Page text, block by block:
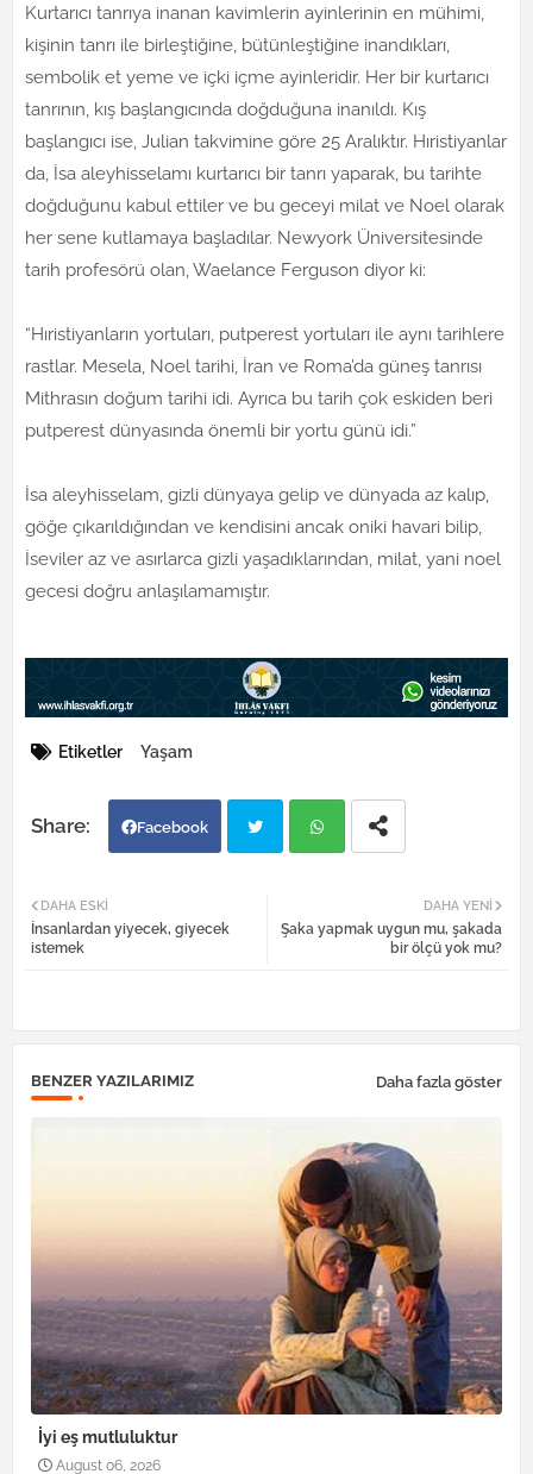
Kurtarıcı tanrıya inanan kavimlerin ayinlerinin en mühimi,
kişinin tanrı ile birleştiğine, bütünleştiğine inandıkları,
sembolik et yeme ve içki içme ayinleridir. Her bir kurtarıcı
tanrının, kış başlangıcında doğduğuna inanıldı. Kış
başlangıcı ise, Julian takvimine göre 25 Aralıktır. Hıristiyanlar
da, İsa aleyhisselamı kurtarıcı bir tanrı yaparak, bu tarihte
doğduğunu kabul ettiler ve bu geceyi milat ve Noel olarak
her sene kutlamaya başladılar. Newyork Üniversitesinde
tarih profesörü olan, Waelance Ferguson diyor ki:
“Hıristiyanların yortuları, putperest yortuları ile aynı tarihlere
rastlar. Mesela, Noel tarihi, İran ve Roma’da güneş tanrısı
Mithrasın doğum tarihi idi. Ayrıca bu tarih çok eskiden beri
putperest dünyasında önemli bir yortu günü idi.”
İsa aleyhisselam, gizli dünyaya gelip ve dünyada az kalıp,
göğe çıkarıldığından ve kendisini ancak oniki havari bilip,
İseviler az ve asırlarca gizli yaşadıklarından, milat, yani noel
gecesi doğru anlaşılamamıştır.
Etiketler Yaşam
Facebook
atsa
DAHA YENI
Şaka yapmak uygun mu, şakada
bir ölçü yok mu?
DAHA ESKI
İnsanlardan yiyecek, giyecek
istemek
BENZER YAZILARIMIZ Daha fazla göster
İyi eş mutluluktur
August 06, 2026